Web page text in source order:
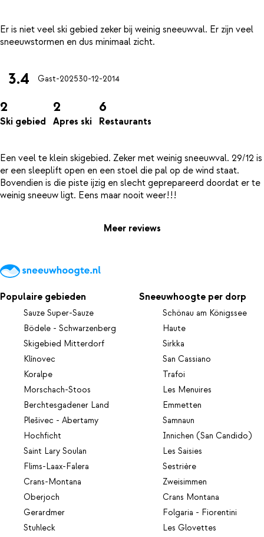
Er is niet veel ski gebied zeker bij weinig sneeuwval. Er zijn veel
3.4 Gast-202530-12-2014
2
Ski gebied
2
Apres ski
6
Restaurants
Een veel te klein skigebied. Zeker met weinig sneeuwval. 29/12 is
er een sleeplift open en een stoel die pal op de wind staat.
Bovendien is die piste ijzig en slecht geprepareerd doordat er te
Meer reviews
Populaire gebieden
Sauze Super-Sauze
Bödele - Schwarzenberg
Skigebied Mitterdorf
Klínovec
Koralpe
Morschach-Stoos
Berchtesgadener Land
Plešivec - Abertamy
Hochficht
Saint Lary Soulan
Flims-Laax-Falera
Crans-Montana
Oberjoch
Gerardmer
Stuhleck
Sneeuwhoogte per dorp
Schönau am Königssee
Haute
Sirkka
San Cassiano
Trafoi
Les Menuires
Emmetten
Samnaun
Innichen (San Candido)
Les Saisies
Sestrière
Zweisimmen
Crans Montana
Folgaria - Fiorentini
Les Glovettes